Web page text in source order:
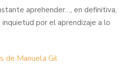
aprehender…, en definitiva,
por el aprendizaje a lo
de Manuela Gil